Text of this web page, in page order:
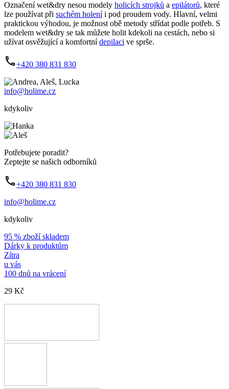
Označení wet&dry nesou modely holicích strojků a epilátorů, které
lze používat při suchém holeníi pod proudem vody. Hlavní, velmi
praktickou výhodou, je možnost obě metody střídat podle potřeb. S
modelem wet&dry se tak můžete holit kdekoli na cestách, nebo si
užívat osvěžující a komfortnídepilaci ve sprše.
+420 380 831 830
info@holime.cz
kdykoliv
Potřebujete poradit?
Zeptejte se našich odborníků
+420 380 831 830
info@holime.cz
kdykoliv
95 % zboží skladem
Dárky k produktům
Zítra
u vás
100 dnů na vrácení
29 Kč